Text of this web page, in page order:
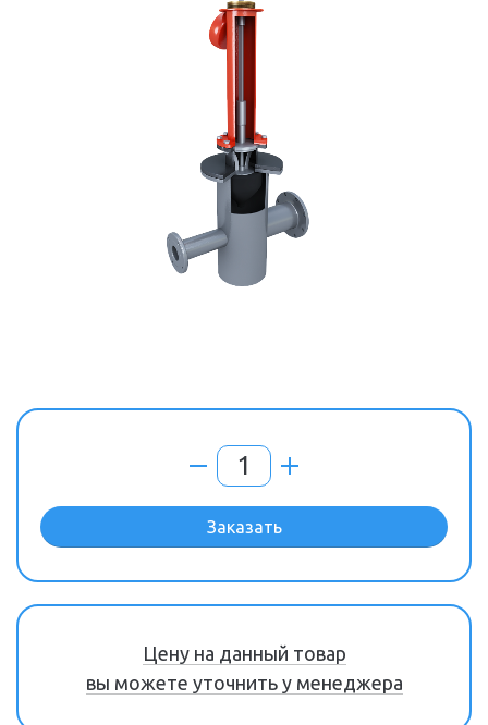
Заказать
Цену на данный товар
вы можете уточнить у менеджера